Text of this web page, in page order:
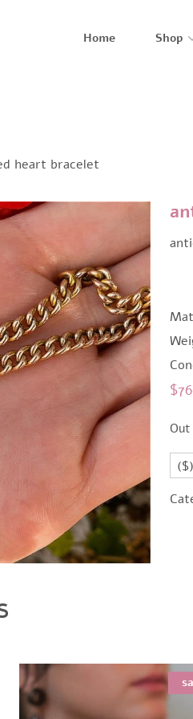
Home Shop
heart bracelet
$